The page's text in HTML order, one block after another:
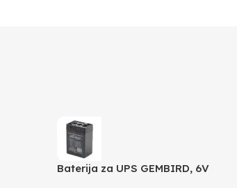
Baterija za UPS GEMBIRD, 6V